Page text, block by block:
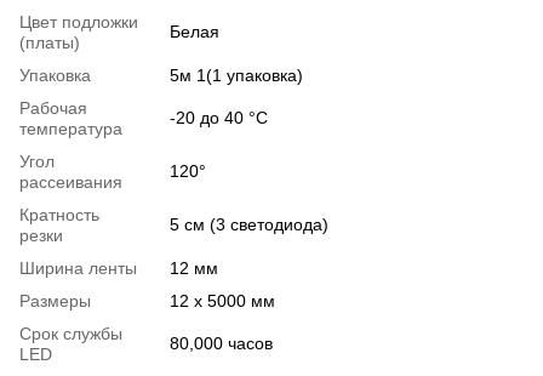
Цвет подложки
(платы)
Белая
Упаковка
5м 1(1 упаковка)
Рабочая
температура
-20 до 40 °C
Угол
рассеивания
120°
Кратность
резки
5 см (3 светодиода)
Ширина ленты
12 мм
Размеры
12 х 5000 мм
Срок службы
LED
80,000 часов